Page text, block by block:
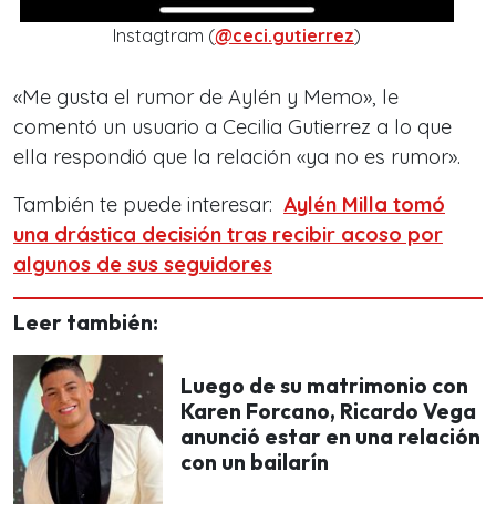
Instagtram (@ceci.gutierrez)
«Me gusta el rumor de Aylén y Memo», le
comentó un usuario a Cecilia Gutierrez a lo que
ella respondió que la relación «ya no es rumor».
También te puede interesar: Aylén Milla tomó
una drástica decisión tras recibir acoso por
algunos de sus seguidores
Leer también:
Luego de su matrimonio con
Karen Forcano, Ricardo Vega
anunció estar en una relación
con un bailarín